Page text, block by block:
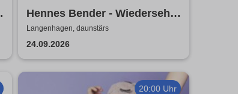
Hennes Bender - Wiedersehn
macht Freude
Langenhagen, daunstärs
24.09.2026
20:00 Uhr